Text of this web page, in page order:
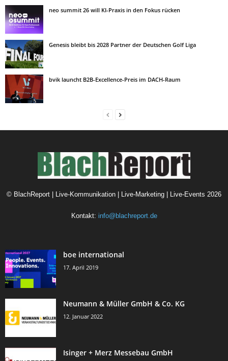
neo summit 26 will KI-Praxis in den Fokus rücken
Genesis bleibt bis 2028 Partner der Deutschen Golf Liga
bvik launcht B2B-Excellence-Preis im DACH-Raum
© BlachReport | Live-Kommunikation | Live-Marketing | Live-Events 2026
Kontakt: info@blachreport.de
boe international
17. April 2019
Neumann & Müller GmbH & Co. KG
12. Januar 2022
Isinger + Merz Messebau GmbH